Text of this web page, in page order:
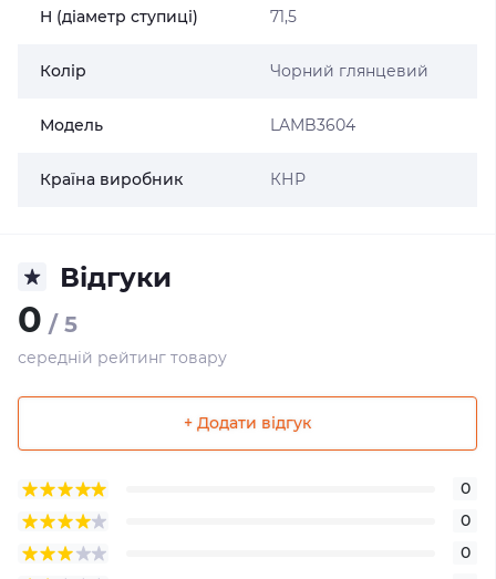
H (діаметр ступиці) 71,5
Колір Чорний глянцевий
Модель LAMB3604
Країна виробник КНР
Відгуки
0 / 5
середній рейтинг товару
+ Додати відгук
0
0
0